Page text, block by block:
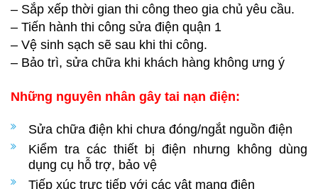
– Sắp xếp thời gian thi công theo gia chủ yêu cầu.
– Tiến hành thi công sửa điện quận 1
– Vệ sinh sạch sẽ sau khi thi công.
– Bảo trì, sửa chữa khi khách hàng không ưng ý
Những nguyên nhân gây tai nạn điện:
Sửa chữa điện khi chưa đóng/ngắt nguồn điện
Kiểm tra các thiết bị điện nhưng không dùng
dụng cụ hỗ trợ, bảo vệ
Tiếp xúc trực tiếp với các vật mang điện